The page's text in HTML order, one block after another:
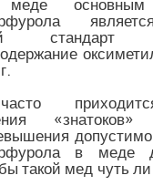
основным
стандарт
в меде
такой мед чуть